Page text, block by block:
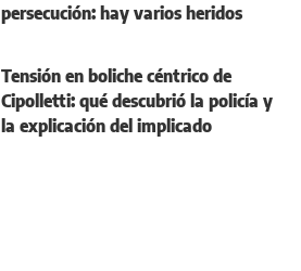
persecución: hay varios heridos
Tensión en boliche céntrico de
Cipolletti: qué descubrió la policía y
la explicación del implicado